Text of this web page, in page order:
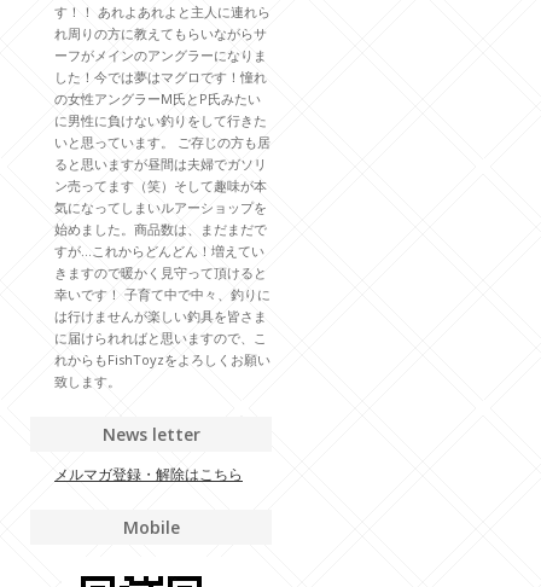
す！！ あれよあれよと主人に連れら
れ周りの方に教えてもらいながらサ
ーフがメインのアングラーになりま
した！今では夢はマグロです！憧れ
の女性アングラーM氏とP氏みたい
に男性に負けない釣りをして行きた
いと思っています。 ご存じの方も居
ると思いますが昼間は夫婦でガソリ
ン売ってます（笑）そして趣味が本
気になってしまいルアーショップを
始めました。商品数は、まだまだで
すが…これからどんどん！増えてい
きますので暖かく見守って頂けると
幸いです！ 子育て中で中々、釣りに
は行けませんが楽しい釣具を皆さま
に届けられればと思いますので、こ
れからもFishToyzをよろしくお願い
致します。
News letter
メルマガ登録・解除はこちら
Mobile